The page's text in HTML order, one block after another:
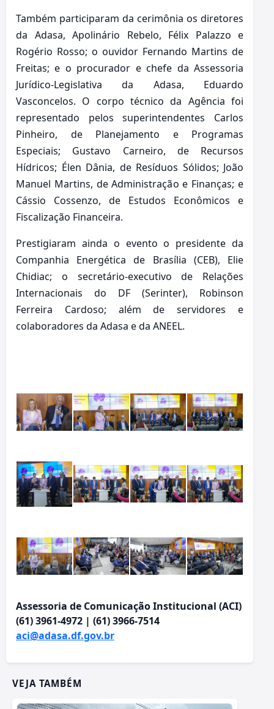
Também participaram da cerimônia os diretores
da Adasa, Apolinário Rebelo, Félix Palazzo e
Rogério Rosso; o ouvidor Fernando Martins de
Freitas; e o procurador e chefe da Assessoria
Jurídico-Legislativa da Adasa, Eduardo
Vasconcelos. O corpo técnico da Agência foi
representado pelos superintendentes Carlos
Pinheiro, de Planejamento e Programas
Especiais; Gustavo Carneiro, de Recursos
Hídricos; Élen Dânia, de Resíduos Sólidos; João
Manuel Martins, de Administração e Finanças; e
Cássio Cossenzo, de Estudos Econômicos e
Fiscalização Financeira.
Prestigiaram ainda o evento o presidente da
Companhia Energética de Brasília (CEB), Elie
Chidiac; o secretário-executivo de Relações
Internacionais do DF (Serinter), Robinson
Ferreira Cardoso; além de servidores e
colaboradores da Adasa e da ANEEL.
Assessoria de Comunicação Institucional (ACI)
(61) 3961-4972 | (61) 3966-7514
aci@adasa.df.gov.br
VEJA TAMBÉM